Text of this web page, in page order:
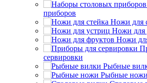
приборов
Ножи для
Ножи для
Ножи
сервировки
Рыбные
Рыбные ножи